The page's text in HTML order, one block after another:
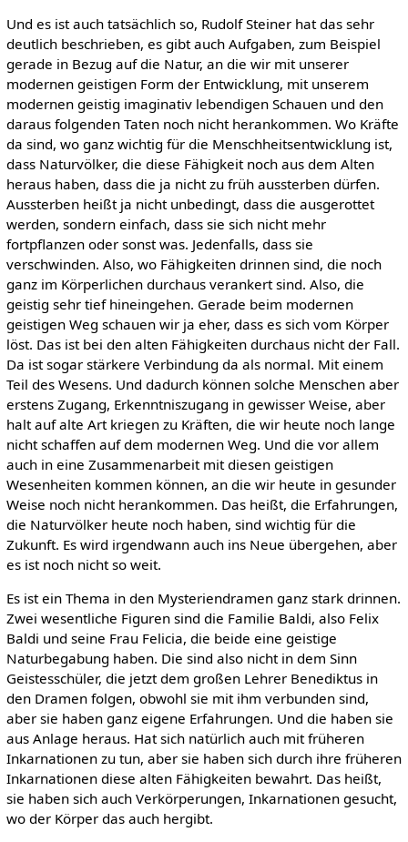
Und es ist auch tatsächlich so, Rudolf Steiner hat das sehr
deutlich beschrieben, es gibt auch Aufgaben, zum Beispiel
gerade in Bezug auf die Natur, an die wir mit unserer
modernen geistigen Form der Entwicklung, mit unserem
modernen geistig imaginativ lebendigen Schauen und den
daraus folgenden Taten noch nicht herankommen. Wo Kräfte
da sind, wo ganz wichtig für die Menschheitsentwicklung ist,
dass Naturvölker, die diese Fähigkeit noch aus dem Alten
heraus haben, dass die ja nicht zu früh aussterben dürfen.
Aussterben heißt ja nicht unbedingt, dass die ausgerottet
werden, sondern einfach, dass sie sich nicht mehr
fortpflanzen oder sonst was. Jedenfalls, dass sie
verschwinden. Also, wo Fähigkeiten drinnen sind, die noch
ganz im Körperlichen durchaus verankert sind. Also, die
geistig sehr tief hineingehen. Gerade beim modernen
geistigen Weg schauen wir ja eher, dass es sich vom Körper
löst. Das ist bei den alten Fähigkeiten durchaus nicht der Fall.
Da ist sogar stärkere Verbindung da als normal. Mit einem
Teil des Wesens. Und dadurch können solche Menschen aber
erstens Zugang, Erkenntniszugang in gewisser Weise, aber
halt auf alte Art kriegen zu Kräften, die wir heute noch lange
nicht schaffen auf dem modernen Weg. Und die vor allem
auch in eine Zusammenarbeit mit diesen geistigen
Wesenheiten kommen können, an die wir heute in gesunder
Weise noch nicht herankommen. Das heißt, die Erfahrungen,
die Naturvölker heute noch haben, sind wichtig für die
Zukunft. Es wird irgendwann auch ins Neue übergehen, aber
es ist noch nicht so weit.
Es ist ein Thema in den Mysteriendramen ganz stark drinnen.
Zwei wesentliche Figuren sind die Familie Baldi, also Felix
Baldi und seine Frau Felicia, die beide eine geistige
Naturbegabung haben. Die sind also nicht in dem Sinn
Geistesschüler, die jetzt dem großen Lehrer Benediktus in
den Dramen folgen, obwohl sie mit ihm verbunden sind,
aber sie haben ganz eigene Erfahrungen. Und die haben sie
aus Anlage heraus. Hat sich natürlich auch mit früheren
Inkarnationen zu tun, aber sie haben sich durch ihre früheren
Inkarnationen diese alten Fähigkeiten bewahrt. Das heißt,
sie haben sich auch Verkörperungen, Inkarnationen gesucht,
wo der Körper das auch hergibt.